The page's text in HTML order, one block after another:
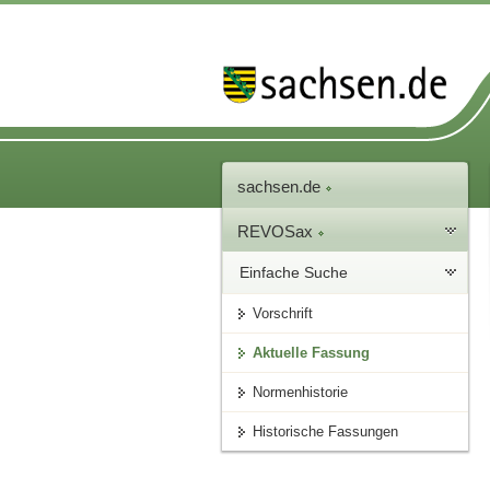
sachsen.de
REVOSax
Einfache Suche
Vorschrift
Aktuelle Fassung
Normenhistorie
Historische Fassungen